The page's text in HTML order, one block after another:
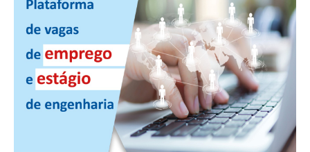
NOTÍCIAS NO WHATSAPP
FOTOS
PUBLICAÇÕES
PUBLICIDADE
MANUAL DE REDAÇÃO